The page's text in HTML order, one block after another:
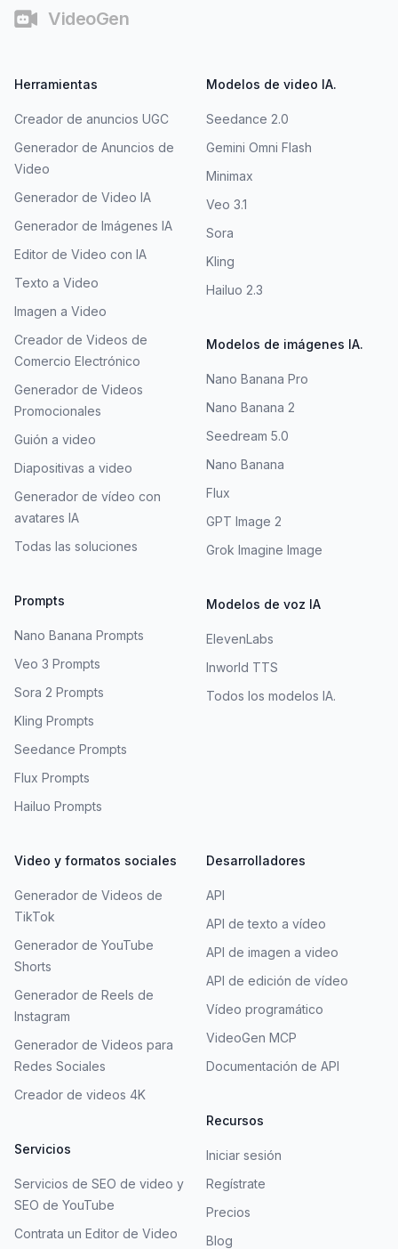
VideoGen
Herramientas
Creador de anuncios UGC
Generador de Anuncios de
Video
Generador de Video IA
Generador de Imágenes IA
Editor de Video con IA
Texto a Video
Imagen a Video
Creador de Videos de
Comercio Electrónico
Generador de Videos
Promocionales
Guión a video
Diapositivas a video
Generador de vídeo con
avatares IA
Todas las soluciones
Prompts
Nano Banana Prompts
Veo 3 Prompts
Sora 2 Prompts
Kling Prompts
Seedance Prompts
Flux Prompts
Hailuo Prompts
Modelos de video IA.
Seedance 2.0
Gemini Omni Flash
Minimax
Veo 3.1
Sora
Kling
Hailuo 2.3
Modelos de imágenes IA.
Nano Banana Pro
Nano Banana 2
Seedream 5.0
Nano Banana
Flux
GPT Image 2
Grok Imagine Image
Modelos de voz IA
ElevenLabs
Inworld TTS
Todos los modelos IA.
Video y formatos sociales
Generador de Videos de
TikTok
Generador de YouTube
Shorts
Generador de Reels de
Instagram
Generador de Videos para
Redes Sociales
Creador de videos 4K
Servicios
Servicios de SEO de video y
SEO de YouTube
Contrata un Editor de Video
Desarrolladores
API
API de texto a vídeo
API de imagen a video
API de edición de vídeo
Vídeo programático
VideoGen MCP
Documentación de API
Recursos
Iniciar sesión
Regístrate
Precios
Blog